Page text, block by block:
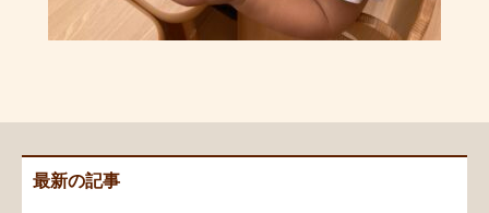
最新の記事